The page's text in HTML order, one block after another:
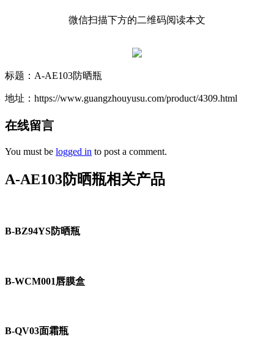
微信扫描下方的二维码阅读本文
标题：A-AE103防晒瓶
地址：https://www.guangzhouyusu.com/product/4309.html
在线留言
You must be logged in to post a comment.
A-AE103防晒瓶相关产品
B-BZ94YS防晒瓶
B-WCM001唇膜盒
B-QV03面霜瓶